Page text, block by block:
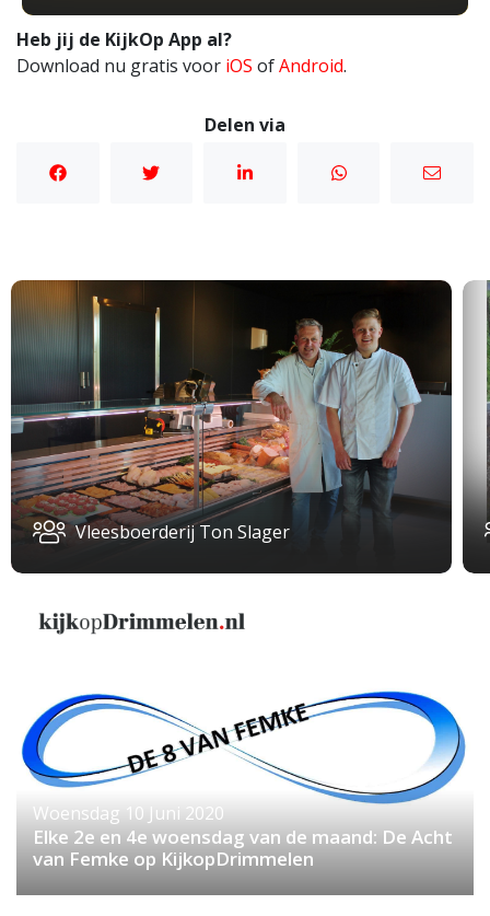
Heb jij de KijkOp App al?
Download nu gratis voor iOS ofAndroid.
Delen via
Vleesboerderij Ton Slager
Woensdag 10 Juni 2020
Elke 2e en 4e woensdag van de maand: De Acht
van Femke op KijkopDrimmelen